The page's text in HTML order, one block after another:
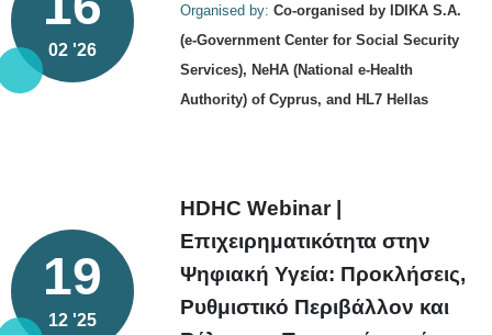
02 '26
Organised by: Co-organised by IDIKA S.A.
(e-Government Center for Social Security
Services), NeHA (National e-Health
Authority) of Cyprus, and HL7 Hellas
19
12 '25
HDHC Webinar |
Επιχειρηματικότητα στην
Ψηφιακή Υγεία: Προκλήσεις,
Ρυθμιστικό Περιβάλλον και